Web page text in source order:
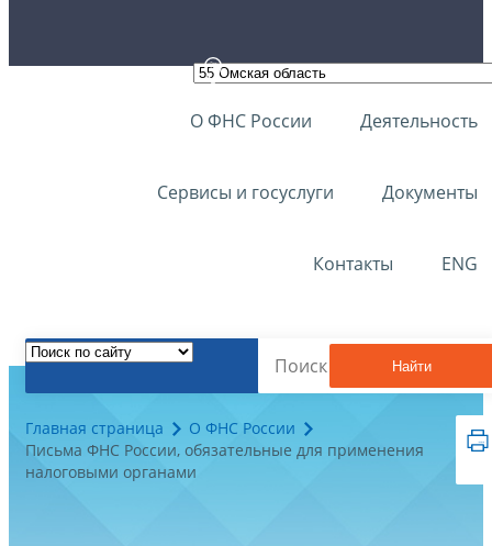
О ФНС России Деятельность
Сервисы и госуслуги Документы
Контакты ENG
Найти
Главная страница
О ФНС России
Письма ФНС России, обязательные для применения
налоговыми органами